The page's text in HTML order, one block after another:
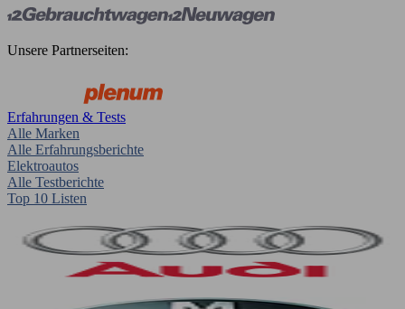
Unsere Partnerseiten:
Erfahrungen & Tests
Alle Marken
Alle Erfahrungsberichte
Elektroautos
Alle Testberichte
Top 10 Listen